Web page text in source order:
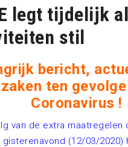
legt tijdelijk
stil
bericht,
ten
Coronavirus !
van de extra maatregelen
gisterenavond (12/03/2020)